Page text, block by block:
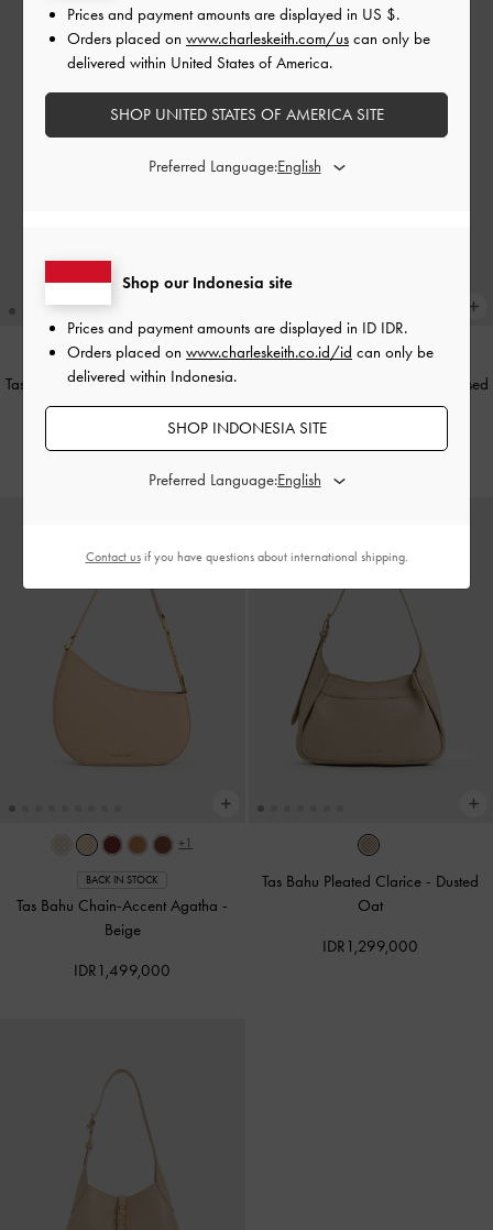
Tas Bahu Elongated Chain Atwood-
Distressed Tan
IDR1,599,000
Distressed
Tan
IDR1,599,000
+1
BACK IN STOCK
Tas Bahu Chain-Accent Agatha -
Beige
IDR1,499,000
Tas Bahu Pleated Clarice - Dusted
Oat
IDR1,299,000
Shop our Indonesia site
Prices and payment amounts are displayed in ID IDR.
Orders placed on www.charleskeith.co.id/id can only be
delivered within Indonesia.
SHOP INDONESIA SITE
Preferred Language:
Prices and payment amounts are displayed in US $.
Orders placed on www.charleskeith.com/us can only be
delivered within United States of America.
SHOP UNITED STATES OF AMERICA SITE
Preferred Language:
Contact usif you have questions about international shipping.